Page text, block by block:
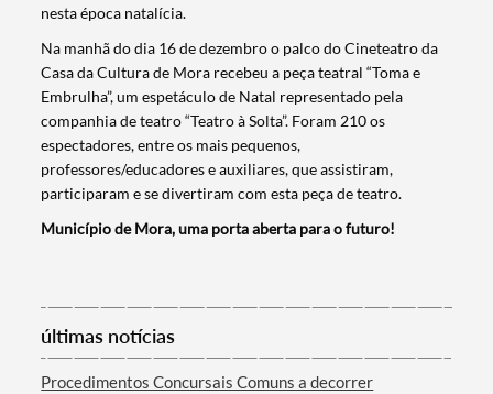
nesta época natalícia.
Na manhã do dia 16 de dezembro o palco do Cineteatro da
Casa da Cultura de Mora recebeu a peça teatral “Toma e
Embrulha”, um espetáculo de Natal representado pela
companhia de teatro “Teatro à Solta”. Foram 210 os
espectadores, entre os mais pequenos,
professores/educadores e auxiliares, que assistiram,
participaram e se divertiram com esta peça de teatro.
Município de Mora, uma porta aberta para o futuro!
últimas notícias
Procedimentos Concursais Comuns a decorrer